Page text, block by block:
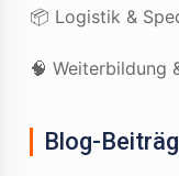
📦 Logistik &
🧠 Weiterbildung
Blog-